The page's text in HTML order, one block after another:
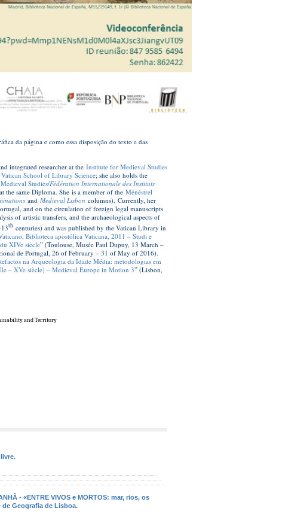
da página e como essa disposição do texto e das
integrated researcher at the Institute for Medieval Studies
School of Library Science; she also holds the
Studies/Fédération Internationale des Instituts
at the same Diploma. She is a member of the Ménéstrel
and Medieval Lisbon columns). Currently, her
and on the circulation of foreign legal manuscripts
of artistic transfers, and the archaeological aspects of
th centuries) and was published by the Vatican Library in
Biblioteca apostólica Vaticana, 2011 – Studi e
XIVe siècle” (Toulouse, Musée Paul Dupuy, 13 March –
de Portugal, 26 of February – 31 of May of 2016).
na Arqueologia da Idade Média: metodologias em
– XVe siècle) – Medieval Europe in Motion 3” (Lisbon,
and Territory
- «ENTRE VIVOS e MORTOS: mar, rios, os
de Geografia de Lisboa.